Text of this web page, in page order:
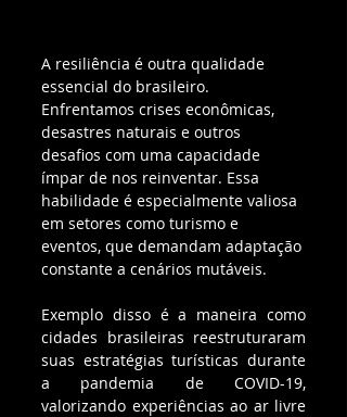
A resiliência é outra qualidade
essencial do brasileiro.
Enfrentamos crises econômicas,
desastres naturais e outros
desafios com uma capacidade
ímpar de nos reinventar. Essa
habilidade é especialmente valiosa
em setores como turismo e
eventos, que demandam adaptação
constante a cenários mutáveis.
Exemplo disso é a maneira como
cidades brasileiras reestruturaram
suas estratégias turísticas durante
a pandemia de COVID-19,
valorizando experiências ao ar livre